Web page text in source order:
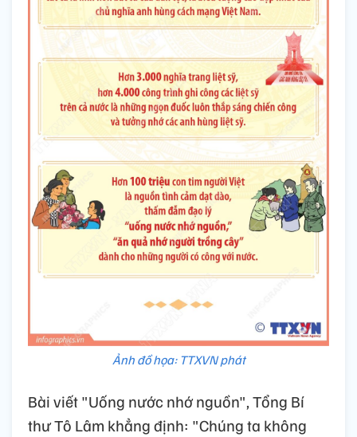
Ảnh đồ họa: TTXVN phát
Bài viết "Uống nước nhớ nguồn", Tổng Bí
thư Tô Lâm khẳng định: "Chúng ta không